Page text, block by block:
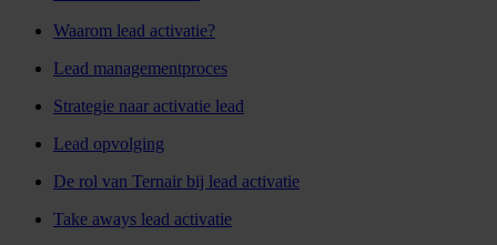
Waarom lead activatie?
Lead managementproces
Strategie naar activatie lead
Lead opvolging
De rol van Ternair bij lead activatie
Take aways lead activatie